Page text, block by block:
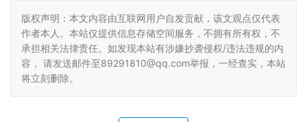
版权声明：本文内容由互联网用户自发贡献，该文观点仅代表
作者本人。本站仅提供信息存储空间服务，不拥有所有权，不
承担相关法律责任。如发现本站有涉嫌抄袭侵权/违法违规的内
容， 请发送邮件至89291810@qq.com举报，一经查实，本站
将立刻删除。